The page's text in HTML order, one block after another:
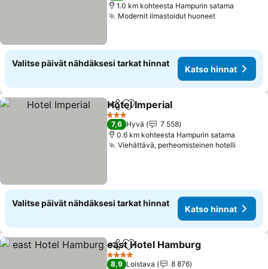
1.0 km kohteesta Hampurin satama
Modernit ilmastoidut huoneetKatso
Valitse päivät nähdäksesi tarkat hinnat
Katso hinnat
Jaa Lisää suosikkeihin
Hotel Imperial
3 Tähtiluokitus
7,6 Hyvä
7 558
0.6 km kohteesta Hampurin satama
Viehättävä, perheomisteinen hotelli
Valitse päivät nähdäksesi tarkat hinnat
Katso hinnat
Jaa Lisää suosikkeihin
east Hotel Hamburg
4 Tähtiluokitus
8,9 Loistava
8 876